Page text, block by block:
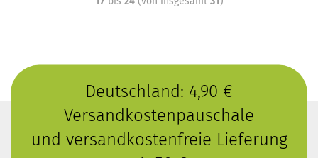
Deutschland: 4,90 €
Versandkostenpauschale
und versandkostenfreie Lieferung